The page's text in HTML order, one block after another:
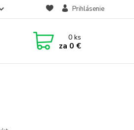
Prihlásenie
0ks
za 0 €